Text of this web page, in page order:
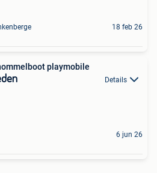
18 feb 26
playmobile
Details
6 jun 26